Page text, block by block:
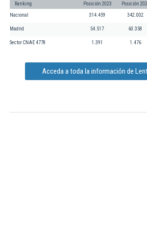
Ranking Posición 2023 Posición
Nacional 314.459 342.002
Madrid 54.517 60.358
Sector CNAE 4778 1.391 1.476
Acceda a toda la información de